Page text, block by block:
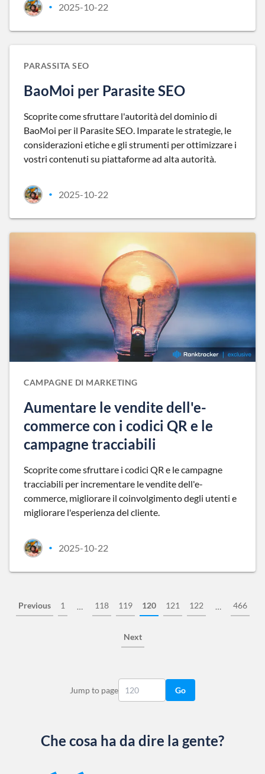
• 2025-10-22
PARASSITA SEO
BaoMoi per Parasite SEO
Scoprite come sfruttare l'autorità del dominio di
BaoMoi per il Parasite SEO. Imparate le strategie, le
considerazioni etiche e gli strumenti per ottimizzare i
vostri contenuti su piattaforme ad alta autorità.
• 2025-10-22
CAMPAGNE DI MARKETING
Aumentare le vendite dell'e-
commerce con i codici QR e le
campagne tracciabili
Scoprite come sfruttare i codici QR e le campagne
tracciabili per incrementare le vendite dell'e-
commerce, migliorare il coinvolgimento degli utenti e
migliorare l'esperienza del cliente.
• 2025-10-22
Previous 1 … 118 119 120 121 122 … 466
Next
Jump to page Go
Che cosa ha da dire la gente?